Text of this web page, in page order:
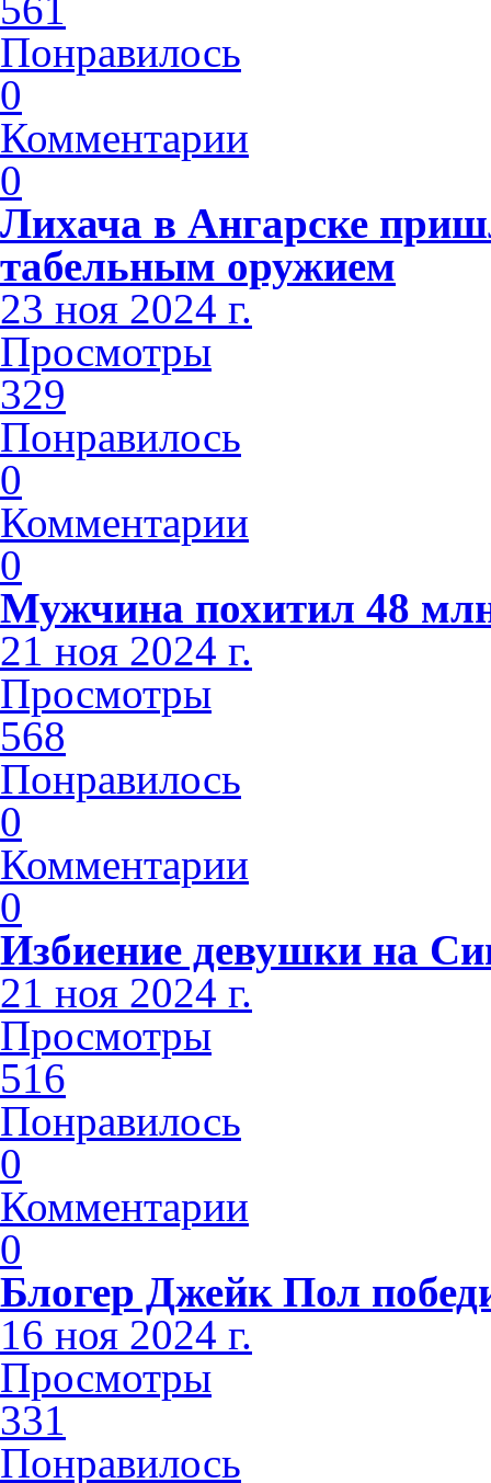
Понравилось
0
Комментарии
0
Лихача в Ангарске
табельным оружием
23 ноя 2024 г.
Просмотры
329
Понравилось
0
Комментарии
0
Мужчина похитил 48
21 ноя 2024 г.
Просмотры
568
Понравилось
0
Комментарии
0
Избиение девушки на
21 ноя 2024 г.
Просмотры
516
Понравилось
0
Комментарии
0
Блогер Джейк Пол
16 ноя 2024 г.
Просмотры
331
Понравилось